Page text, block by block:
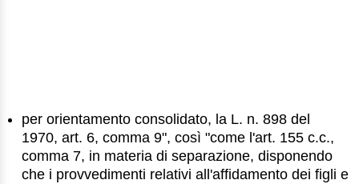
per orientamento consolidato, la L. n. 898 del
1970, art. 6, comma 9", così "come l'art. 155 c.c.,
comma 7, in materia di separazione, disponendo
che i provvedimenti relativi all'affidamento dei figli e